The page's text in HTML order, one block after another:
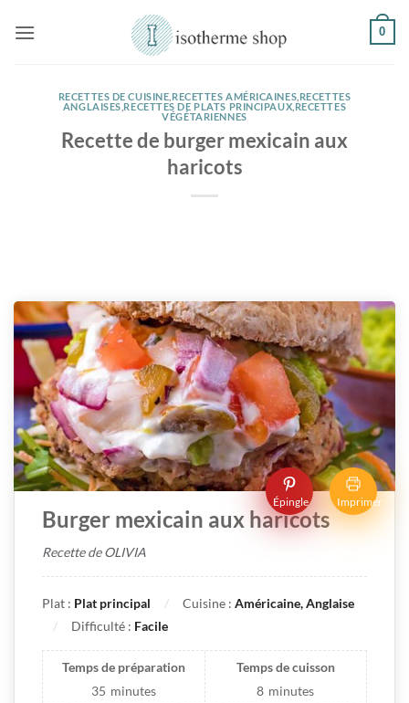
0
RECETTES DE CUISINE RECETTES AMÉRICAINES RECETTES
ANGLAISES RECETTES DE PLATS PRINCIPAUX RECETTES
VÉGÉTARIENNES
Recette de burger mexicain aux
haricots
Épingle Imprimer
Burger mexicain aux haricots
Recette de OLIVIA
Plat : Plat principal Cuisine : Américaine, Anglaise
Difficulté : Facile
Temps de préparation
35 minutes
Temps de cuisson
8 minutes